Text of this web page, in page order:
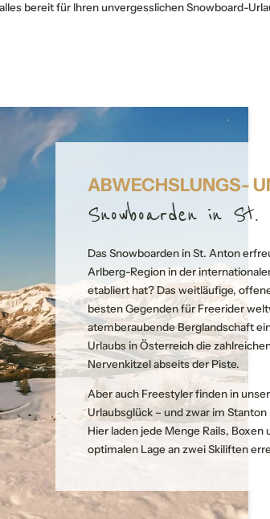
IHR TRAUMURLAUB IN ST.
Jetzt unverbindlich
Unterkunftstyp
Sauna- und
Wellnessbereich
Elektroladestation
UNSERE STORYS
Erlebnisse,
Unsere
The
Feste feiern
Urlaub in
bereit für Ihren unvergesslichen Snowboard-
ABWECHSLUNGS-
Snowboarden in St.
Das Snowboarden in St. Anton
Arlberg-Region in der
etabliert hat? Das weitläufige,
besten Gegenden für Freerider
atemberaubende Berglandschaft
Urlaubs in Österreich die
Nervenkitzel abseits der Piste.
Aber auch Freestyler finden in
Urlaubsglück – und zwar im
Hier laden jede Menge Rails,
optimalen Lage an zwei Skiliften